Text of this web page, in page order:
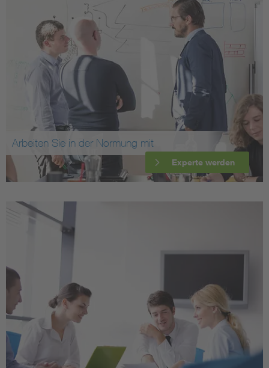
Arbeiten Sie in der Normung mit
Experte werden